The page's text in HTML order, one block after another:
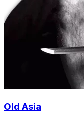
Old Asia